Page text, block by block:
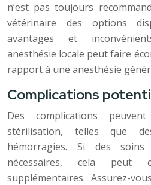
n’est pas toujours
vétérinaire des options
avantages et
anesthésie locale peut faire
rapport à une anesthésie
Complications
Des complications
stérilisation, telles que
hémorragies. Si des soins
nécessaires, cela peut
supplémentaires. Assurez-